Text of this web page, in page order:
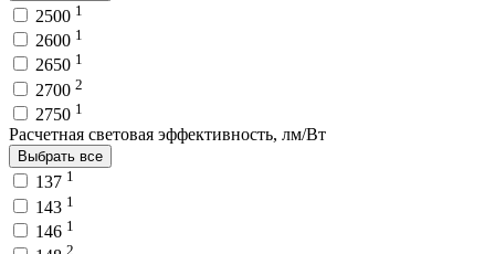
2500 1
2600 1
2650 1
2700 2
2750 1
Расчетная световая эффективность, лм/Вт
Выбрать все
137 1
143 1
146 1
2